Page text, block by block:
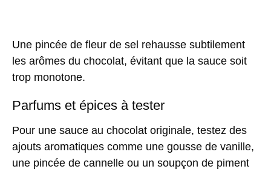
Une pincée de fleur de sel rehausse subtilement
les arômes du chocolat, évitant que la sauce soit
trop monotone.
Parfums et épices à tester
Pour une sauce au chocolat originale, testez des
ajouts aromatiques comme une gousse de vanille,
une pincée de cannelle ou un soupçon de piment